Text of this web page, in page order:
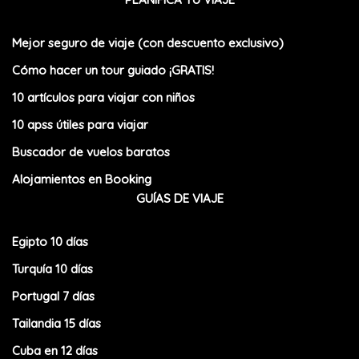
Mejor seguro de viaje (con descuento exclusivo)
Cómo hacer un tour guiado ¡GRATIS!
10 artículos para viajar con niños
10 apss útiles para viajar
Buscador de vuelos baratos
Alojamientos en Booking
GUÍAS DE VIAJE
Egipto 10 días
Turquía 10 días
Portugal 7 días
Tailandia 15 días
Cuba en 12 días